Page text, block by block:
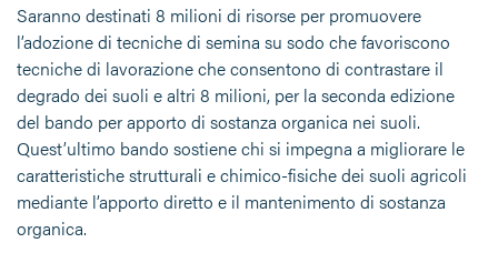
Saranno destinati 8 milioni di risorse per promuovere
l’adozione di tecniche di semina su sodo che favoriscono
tecniche di lavorazione che consentono di contrastare il
degrado dei suoli e altri 8 milioni, per la seconda edizione
del bando per apporto di sostanza organica nei suoli.
Quest’ultimo bando sostiene chi si impegna a migliorare le
caratteristiche strutturali e chimico-fisiche dei suoli agricoli
mediante l’apporto diretto e il mantenimento di sostanza
organica.